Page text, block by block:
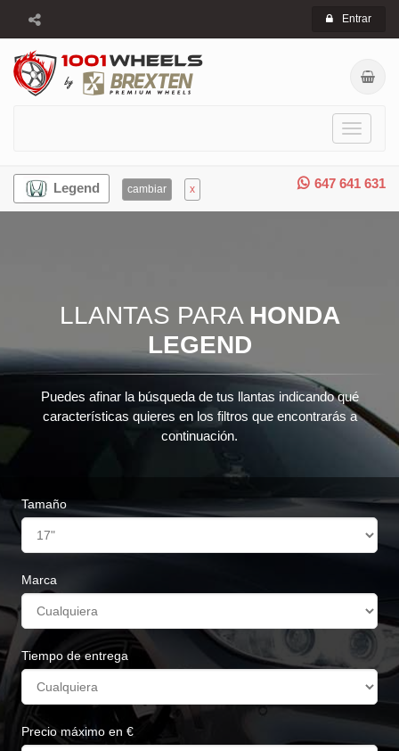
Entrar
Toggle
647 641 631
Legend cambiar x
LLANTAS PARA HONDA
LEGEND
Puedes afinar la búsqueda de tus llantas indicando qué
características quieres en los filtros que encontrarás a
continuación.
Tamaño
Marca
Tiempo de entrega
Precio máximo en €